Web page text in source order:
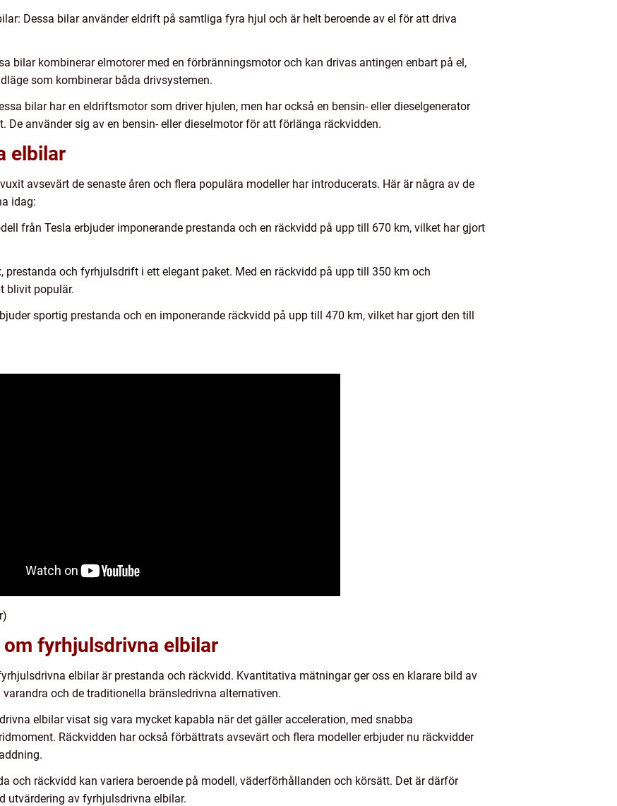
Dessa bilar använder eldrift på samtliga fyra hjul och är helt beroende av el för att driva
bilar kombinerar elmotorer med en förbränningsmotor och kan drivas antingen enbart på el,
som kombinerar båda drivsystemen.
bilar har en eldriftsmotor som driver hjulen, men har också en bensin- eller dieselgenerator
De använder sig av en bensin- eller dieselmotor för att förlänga räckvidden.
elbilar
avsevärt de senaste åren och flera populära modeller har introducerats. Här är några av de
idag:
från Tesla erbjuder imponerande prestanda och en räckvidd på upp till 670 km, vilket har gjort
prestanda och fyrhjulsdrift i ett elegant paket. Med en räckvidd på upp till 350 km och
blivit populär.
sportig prestanda och en imponerande räckvidd på upp till 470 km, vilket har gjort den till
fyrhjulsdrivna elbilar
elbilar är prestanda och räckvidd. Kvantitativa mätningar ger oss en klarare bild av
och de traditionella bränsledrivna alternativen.
elbilar visat sig vara mycket kapabla när det gäller acceleration, med snabba
Räckvidden har också förbättrats avsevärt och flera modeller erbjuder nu räckvidder
och räckvidd kan variera beroende på modell, väderförhållanden och körsätt. Det är därför
utvärdering av fyrhjulsdrivna elbilar.